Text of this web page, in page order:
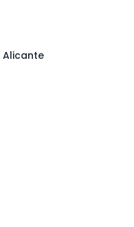
al carrito
Alicante